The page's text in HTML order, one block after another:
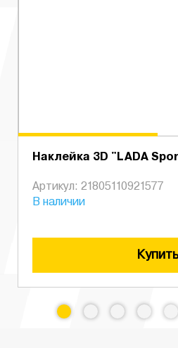
Наклейка 3D "LADA
Артикул: 21805110921577
В наличии
Купить